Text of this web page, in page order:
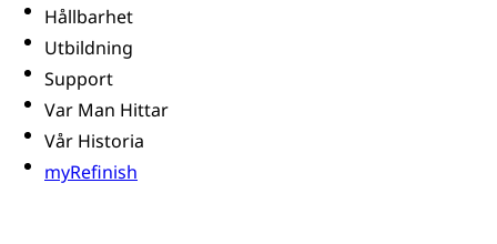
Hållbarhet
Utbildning
Support
Var Man Hittar
Vår Historia
myRefinish